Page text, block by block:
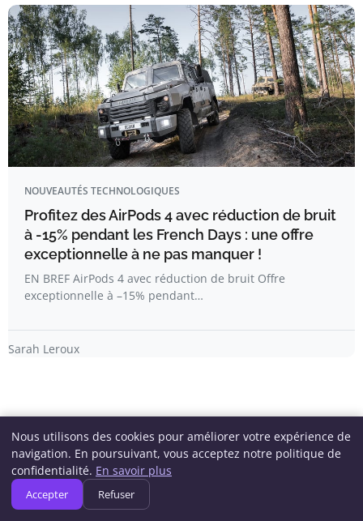
NOUVEAUTÉS TECHNOLOGIQUES
Profitez des AirPods 4 avec réduction de bruit
à -15% pendant les French Days : une offre
exceptionnelle à ne pas manquer !
EN BREF AirPods 4 avec réduction de bruit Offre
exceptionnelle à –15% pendant…
Sarah Leroux
Newsletter
Inscrivez-vous pour recevoir nos derniers articles
Nous utilisons des cookies pour améliorer votre expérience de
navigation. En poursuivant, vous acceptez notre politique de
confidentialité. En savoir plus
Accepter Refuser